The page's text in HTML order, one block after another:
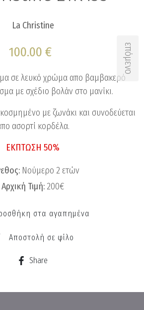
επόμενο
La Christine
100.00 €
σε λευκό χρώμα απο βαμβακερό
με σχέδιο βολάν στο μανίκι.
με ζωνάκι και συνοδεύεται
ασορτί κορδέλα.
ΕΚΠΤΩΣΗ 50%
Νούμερο 2 ετών
Αρχική Τιμή: 200€
στα αγαπημένα
Αποστολή σε φίλο
Share